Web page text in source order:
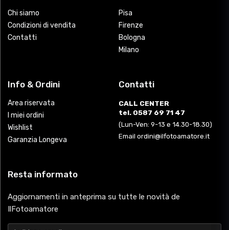
Chi siamo
Condizioni di vendita
Contatti
Pisa
Firenze
Bologna
Milano
Info & Ordini
Area riservata
I miei ordini
Wishlist
Garanzia Longeva
Contatti
CALL CENTER
tel. 0587 69 71 47
(Lun-Ven: 9-13 e 14.30-18.30)
Email ordini@ilfotoamatore.it
Resta informato
Aggiornamenti in anteprima su tutte le novità de
IlFotoamatore